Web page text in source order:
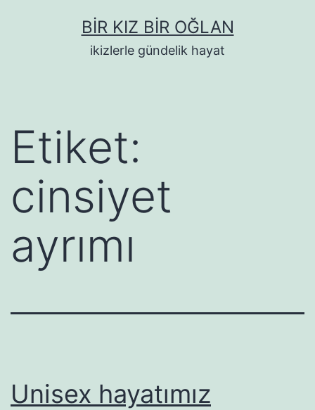
BIR KIZ BIR OĞLAN
ikizlerle gündelik hayat
Etiket:
cinsiyet
ayrımı
Unisex hayatımız